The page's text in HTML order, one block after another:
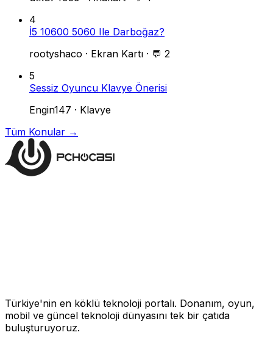
4
İ5 10600 5060 Ile Darboğaz?
rootyshaco · Ekran Kartı · 💬 2
5
Sessiz Oyuncu Klavye Önerisi
Engin147 · Klavye
Tüm Konular →
Türkiye'nin en köklü teknoloji portalı. Donanım, oyun,
mobil ve güncel teknoloji dünyasını tek bir çatıda
buluşturuyoruz.